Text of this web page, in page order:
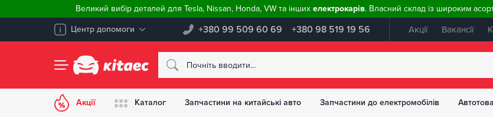
Великий вибір деталей для Tesla, Nissan, Honda, VW та інших електрокарів. Власний склад із широким
Центр допомоги +380 99 509 60 69 +380 98 519 19 56 Акції Вакансії
Акції Каталог Запчастини на китайські авто Запчастини до електромобілів